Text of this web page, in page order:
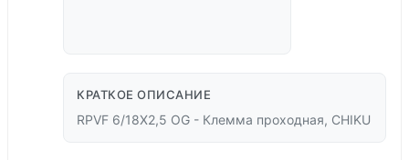
КРАТКОЕ ОПИСАНИЕ
RPVF 6/18X2,5 OG - Клемма проходная, CHIKU